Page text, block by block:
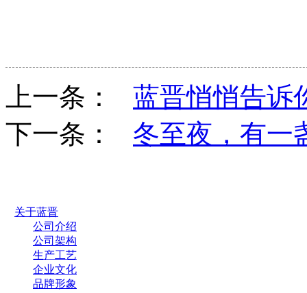
上一条： 蓝晋悄悄告诉
下一条： 冬至夜，有一
关于蓝晋
公司介绍
公司架构
生产工艺
企业文化
品牌形象